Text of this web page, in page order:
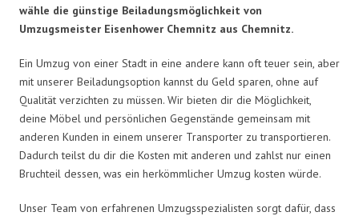
wähle die günstige Beiladungsmöglichkeit von
Umzugsmeister Eisenhower Chemnitz aus Chemnitz.
Ein Umzug von einer Stadt in eine andere kann oft teuer sein, aber
mit unserer Beiladungsoption kannst du Geld sparen, ohne auf
Qualität verzichten zu müssen. Wir bieten dir die Möglichkeit,
deine Möbel und persönlichen Gegenstände gemeinsam mit
anderen Kunden in einem unserer Transporter zu transportieren.
Dadurch teilst du dir die Kosten mit anderen und zahlst nur einen
Bruchteil dessen, was ein herkömmlicher Umzug kosten würde.
Unser Team von erfahrenen Umzugsspezialisten sorgt dafür, dass